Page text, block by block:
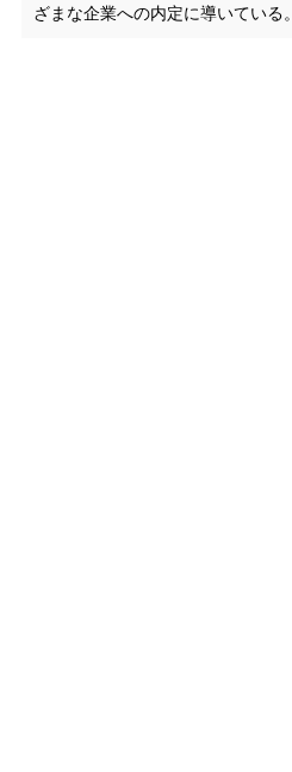
ざまな企業への内定に導いている。